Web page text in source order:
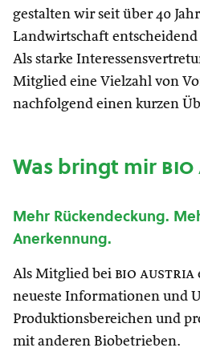
gestalten wir seit über 40
Landwirtschaft
Als starke
Mitglied eine Vielzahl von
nachfolgend einen kurzen
Was bringt mir
Mehr Rückendeckung.
Anerkennung.
Als Mitglied bei bio austria
neueste Informationen und
Produktionsbereichen und
mit anderen Biobetrieben.